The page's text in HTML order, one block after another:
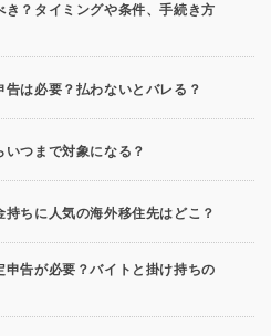
？タイミングや条件、手続き方
は必要？払わないとバレる？
つまで対象になる？
ちに人気の海外移住先はどこ？
申告が必要？バイトと掛け持ちの